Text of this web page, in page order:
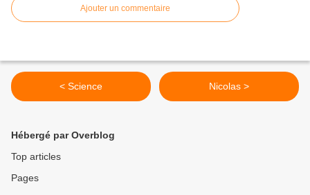
Ajouter un commentaire
< Science Nicolas >
Hébergé par Overblog
Top articles
Pages